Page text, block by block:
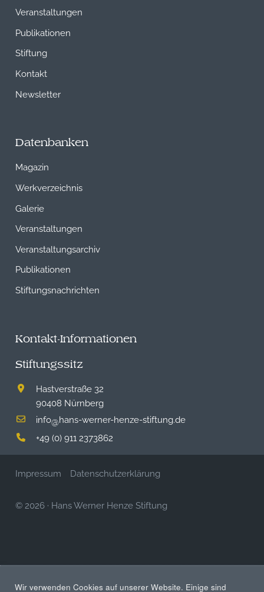
Veranstaltungen
Publikationen
Stiftung
Kontakt
Newsletter
Datenbanken
Magazin
Werkverzeichnis
Galerie
Veranstaltungen
Veranstaltungsarchiv
Publikationen
Stiftungsnachrichten
Kontakt-Informationen
Stiftungssitz
Hastverstraße 32
90408 Nürnberg
info@hans-werner-henze-stiftung.de
+49 (0) 911 2373862
Impressum Datenschutzerklärung
© 2026 · Hans Werner Henze Stiftung
Wir verwenden Cookies auf unserer Website. Einige sind